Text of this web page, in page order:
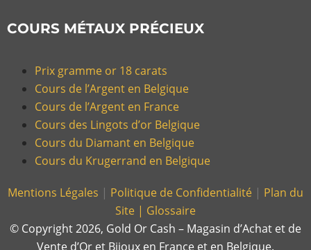
COURS MÉTAUX PRÉCIEUX
Prix gramme or 18 carats
Cours de l’Argent en Belgique
Cours de l’Argent en France
Cours des Lingots d’or Belgique
Cours du Diamant en Belgique
Cours du Krugerrand en Belgique
Mentions Légales | Politique de Confidentialité | Plan du
Site | Glossaire
© Copyright 2026, Gold Or Cash – Magasin d’Achat et de
Vente d’Or et Bijoux en France et en Belgique.